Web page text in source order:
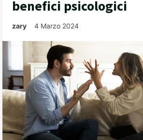
benefici psicologici
zary 4 Marzo 2024